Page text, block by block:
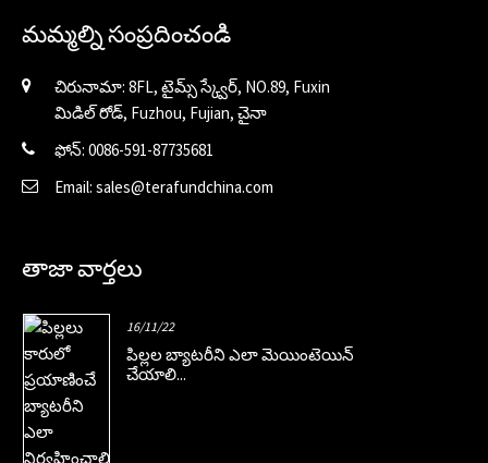
మమ్మల్ని సంప్రదించండి
చిరునామా: 8FL, టైమ్స్ స్క్వేర్, NO.89, Fuxin
మిడిల్ రోడ్, Fuzhou, Fujian, చైనా
ఫోన్: 0086-591-87735681
Email: sales@terafundchina.com
తాజా వార్తలు
16/11/22
పిల్లల బ్యాటరీని ఎలా మెయింటెయిన్
చేయాలి...